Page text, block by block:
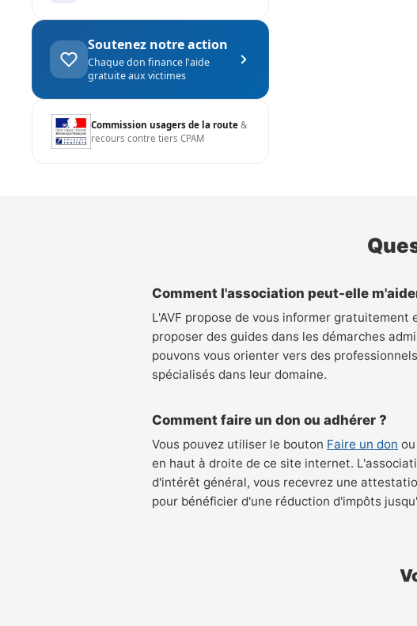
Soutenez notre action
Chaque don finance l'aide
gratuite aux victimes
Commission usagers de la route &
recours contre tiers CPAM
Comment l'association peut-elle
L'AVF propose de vous informer gratuitement
proposer des guides dans les démarches
pouvons vous orienter vers des
spécialisés dans leur domaine.
Comment faire un don ou adhérer ?
Vous pouvez utiliser le bouton Faire un don ou
en haut à droite de ce site internet.
d'intérêt général, vous recevrez une
pour bénéficier d'une réduction d'impôts